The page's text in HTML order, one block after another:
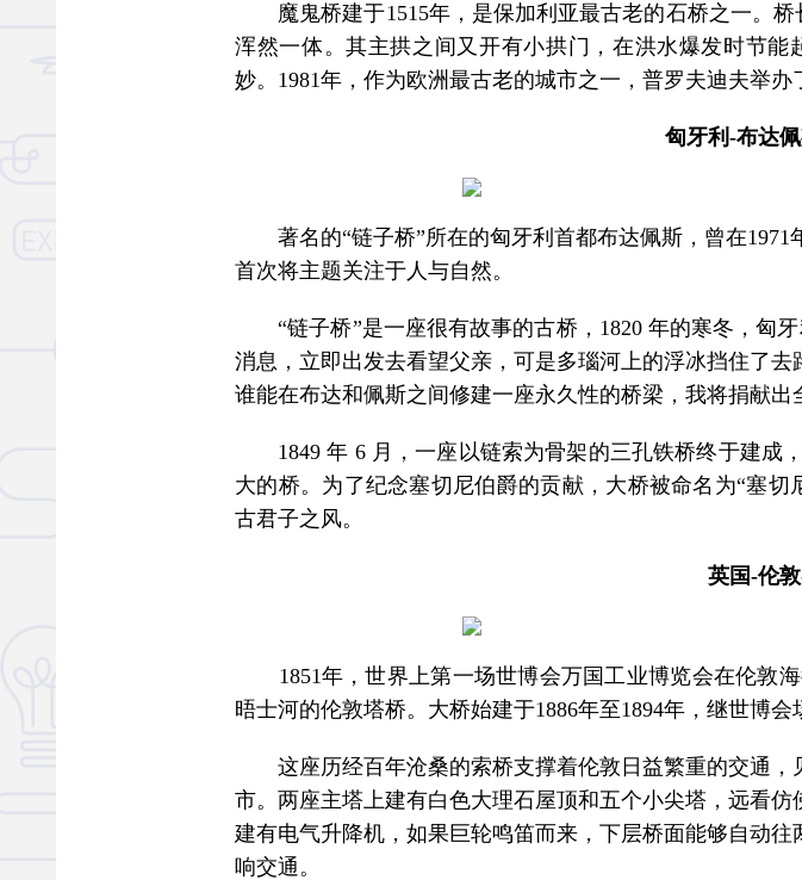
魔鬼桥建于1515年，是保加利亚最古老的石桥之一。桥
浑然一体。其主拱之间又开有小拱门，在洪水爆发时节
妙。1981年，作为欧洲最古老的城市之一，普罗夫迪夫举办
匈牙利-布达
著名的“链子桥”所在的匈牙利首都布达佩斯，曾在1971
首次将主题关注于人与自然。
“链子桥”是一座很有故事的古桥，1820 年的寒冬，匈牙
消息，立即出发去看望父亲，可是多瑙河上的浮冰挡住了
谁能在布达和佩斯之间修建一座永久性的桥梁，我将捐献出
1849 年 6 月，一座以链索为骨架的三孔铁桥终于建成
大的桥。为了纪念塞切尼伯爵的贡献，大桥被命名为“塞
古君子之风。
英国-伦
1851年，世界上第一场世博会万国工业博览会在伦敦
晤士河的伦敦塔桥。大桥始建于1886年至1894年，继世博
这座历经百年沧桑的索桥支撑着伦敦日益繁重的交通，
市。两座主塔上建有白色大理石屋顶和五个小尖塔，远看
建有电气升降机，如果巨轮鸣笛而来，下层桥面能够自动
响交通。